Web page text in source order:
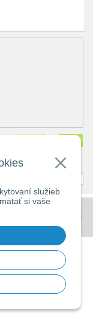
služieb
si vaše
spoločnosti